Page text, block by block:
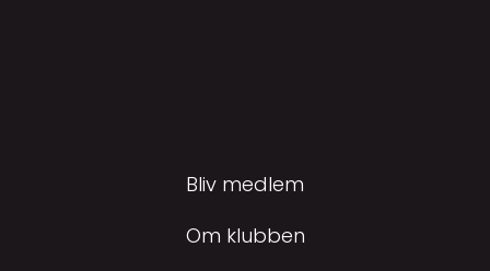
Bliv medlem
Om klubben